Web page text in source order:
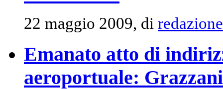
22 maggio 2009, di redazione
Emanato atto di
aeroportuale: